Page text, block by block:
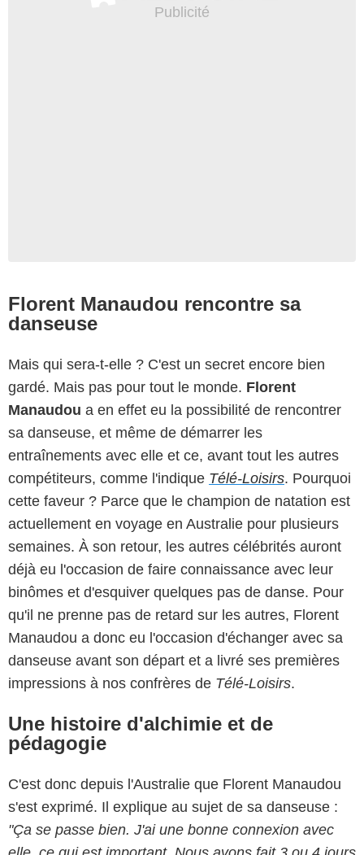
Florent Manaudou rencontre sa
danseuse
Mais qui sera-t-elle ? C'est un secret encore bien
gardé. Mais pas pour tout le monde. Florent
Manaudou a en effet eu la possibilité de rencontrer
sa danseuse, et même de démarrer les
entraînements avec elle et ce, avant tout les autres
compétiteurs, comme l'indique Télé-Loisirs. Pourquoi
cette faveur ? Parce que le champion de natation est
actuellement en voyage en Australie pour plusieurs
semaines. À son retour, les autres célébrités auront
déjà eu l'occasion de faire connaissance avec leur
binômes et d'esquiver quelques pas de danse. Pour
qu'il ne prenne pas de retard sur les autres, Florent
Manaudou a donc eu l'occasion d'échanger avec sa
danseuse avant son départ et a livré ses premières
impressions à nos confrères de Télé-Loisirs.
Une histoire d'alchimie et de
pédagogie
C'est donc depuis l'Australie que Florent Manaudou
s'est exprimé. Il explique au sujet de sa danseuse :
"Ça se passe bien. J'ai une bonne connexion avec